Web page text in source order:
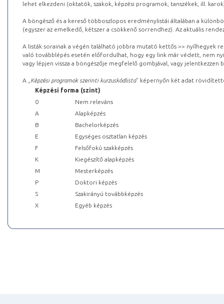
lehet elkezdeni (oktatók, szakok, képzési programok, tanszékek, ill.
A böngésző és a kereső többoszlopos eredménylistái általában a
(egyszer az emelkedő, kétszer a csökkenő sorrendhez). Az aktuális
A listák sorainak a végén található jobbra mutató kettős >> nyílhegyek
való továbblépés esetén előfordulhat, hogy egy link már védett, nem
vagy lépjen vissza a böngészője megfelelő gombjával, vagy
A „ Képzési programok szerinti kurzuskódlista” képernyőn két adat
Képzési forma (szint)
0
Nem releváns
A
Alapképzés
B
Bachelorképzés
E
Egységes osztatlan képzés
F
Felsőfokú szakképzés
K
Kiegészítő alapképzés
M
Mesterképzés
P
Doktori képzés
S
Szakirányú továbbképzés
X
Egyéb képzés